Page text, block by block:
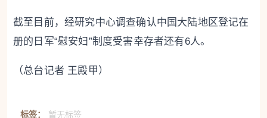
截至目前，经研究中心调查确认中国大陆地区登记在
册的日军“慰安妇”制度受害幸存者还有6人。
（总台记者 王殿甲）
标签： 暂无标签